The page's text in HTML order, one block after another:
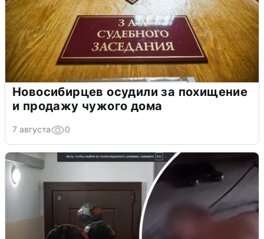
Новосибирцев осудили за похищение
и продажу чужого дома
7 августа 0